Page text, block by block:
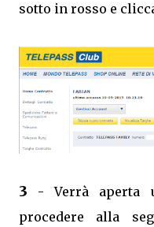
sotto in rosso e
3 - Verrà aperta
procedere alla